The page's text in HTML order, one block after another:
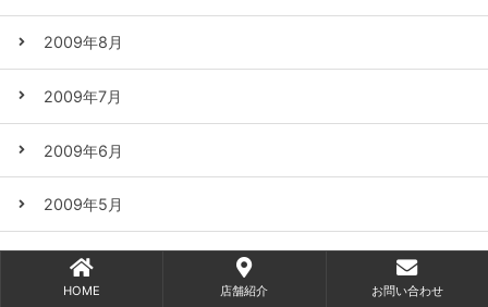
2009年8月
2009年7月
2009年6月
2009年5月
2009年4月
HOME 店舗紹介 お問い合わせ